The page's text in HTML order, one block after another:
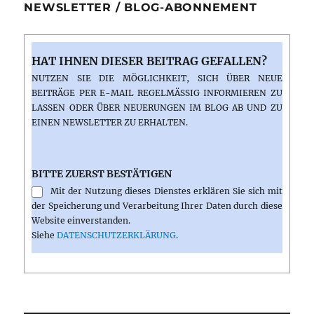
NEWSLETTER / BLOG-ABONNEMENT
HAT IHNEN DIESER BEITRAG GEFALLEN?
NUTZEN SIE DIE MÖGLICHKEIT, SICH ÜBER NEUE
BEITRÄGE PER E-MAIL REGELMÄSSIG INFORMIEREN ZU L
ASSEN ODER ÜBER NEUERUNGEN IM BLOG AB UND ZU E
INEN NEWSLETTER ZU ERHALTEN.
BITTE ZUERST BESTÄTIGEN
Mit der Nutzung dieses Dienstes erklären Sie sich mit
der Speicherung und Verarbeitung Ihrer Daten durch diese
Website einverstanden.
SieheDATENSCHUTZERKLÄRUNG.